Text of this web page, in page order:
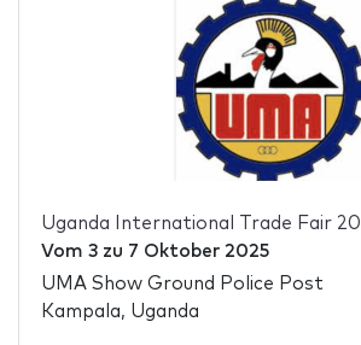
Uganda International Trade Fair
Vom 3zu 7 Oktober 2025
UMA Show Ground Police Post
Kampala, Uganda